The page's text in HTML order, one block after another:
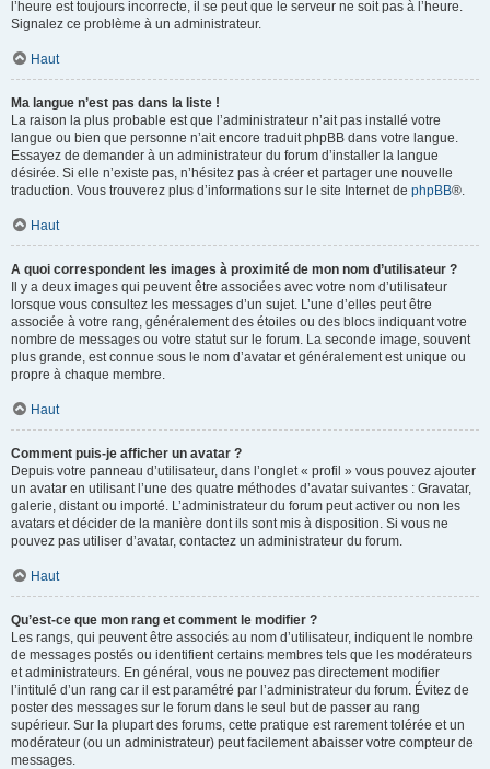
l’heure est toujours incorrecte, il se peut que le serveur ne soit pas à l’heure.
Signalez ce problème à un administrateur.
Haut
Ma langue n’est pas dans la liste !
La raison la plus probable est que l’administrateur n’ait pas installé votre
langue ou bien que personne n’ait encore traduit phpBB dans votre langue.
Essayez de demander à un administrateur du forum d’installer la langue
désirée. Si elle n’existe pas, n’hésitez pas à créer et partager une nouvelle
traduction. Vous trouverez plus d’informations sur le site Internet de phpBB®.
Haut
A quoi correspondent les images à proximité de mon nom d’utilisateur ?
Il y a deux images qui peuvent être associées avec votre nom d’utilisateur
lorsque vous consultez les messages d’un sujet. L’une d’elles peut être
associée à votre rang, généralement des étoiles ou des blocs indiquant votre
nombre de messages ou votre statut sur le forum. La seconde image, souvent
plus grande, est connue sous le nom d’avatar et généralement est unique ou
propre à chaque membre.
Haut
Comment puis-je afficher un avatar ?
Depuis votre panneau d’utilisateur, dans l’onglet « profil » vous pouvez ajouter
un avatar en utilisant l’une des quatre méthodes d’avatar suivantes : Gravatar,
galerie, distant ou importé. L’administrateur du forum peut activer ou non les
avatars et décider de la manière dont ils sont mis à disposition. Si vous ne
pouvez pas utiliser d’avatar, contactez un administrateur du forum.
Haut
Qu’est-ce que mon rang et comment le modifier ?
Les rangs, qui peuvent être associés au nom d’utilisateur, indiquent le nombre
de messages postés ou identifient certains membres tels que les modérateurs
et administrateurs. En général, vous ne pouvez pas directement modifier
l’intitulé d’un rang car il est paramétré par l’administrateur du forum. Évitez de
poster des messages sur le forum dans le seul but de passer au rang
supérieur. Sur la plupart des forums, cette pratique est rarement tolérée et un
modérateur (ou un administrateur) peut facilement abaisser votre compteur de
messages.